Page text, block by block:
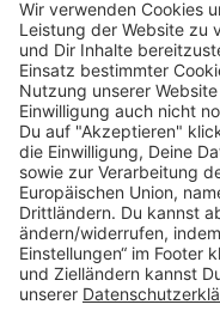
Impressum